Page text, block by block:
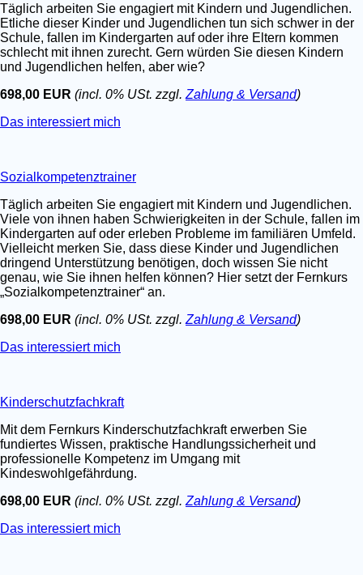
Täglich arbeiten Sie engagiert mit Kindern und Jugendlichen.
Etliche dieser Kinder und Jugendlichen tun sich schwer in der
Schule, fallen im Kindergarten auf oder ihre Eltern kommen
schlecht mit ihnen zurecht. Gern würden Sie diesen Kindern
und Jugendlichen helfen, aber wie?
698,00 EUR (incl. 0% USt. zzgl. Zahlung & Versand)
Das interessiert mich
Sozialkompetenztrainer
Täglich arbeiten Sie engagiert mit Kindern und Jugendlichen.
Viele von ihnen haben Schwierigkeiten in der Schule, fallen im
Kindergarten auf oder erleben Probleme im familiären Umfeld.
Vielleicht merken Sie, dass diese Kinder und Jugendlichen
dringend Unterstützung benötigen, doch wissen Sie nicht
genau, wie Sie ihnen helfen können? Hier setzt der Fernkurs
„Sozialkompetenztrainer“ an.
698,00 EUR (incl. 0% USt. zzgl. Zahlung & Versand)
Das interessiert mich
Kinderschutzfachkraft
Mit dem Fernkurs Kinderschutzfachkraft erwerben Sie
fundiertes Wissen, praktische Handlungssicherheit und
professionelle Kompetenz im Umgang mit
Kindeswohlgefährdung.
698,00 EUR (incl. 0% USt. zzgl. Zahlung & Versand)
Das interessiert mich